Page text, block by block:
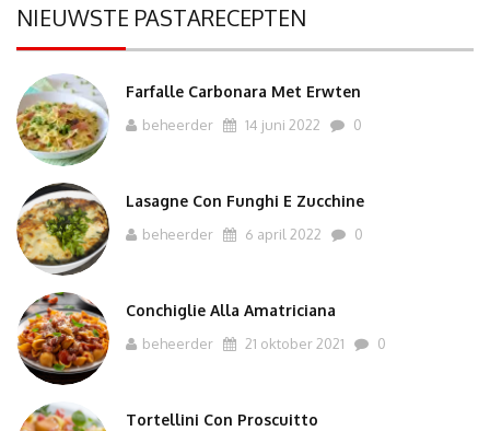
NIEUWSTE PASTARECEPTEN
Farfalle Carbonara Met Erwten
beheerder 14 juni 2022 0
Lasagne Con Funghi E Zucchine
beheerder 6 april 2022 0
Conchiglie Alla Amatriciana
beheerder 21 oktober 2021 0
Tortellini Con Proscuitto